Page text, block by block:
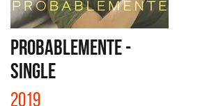
PROBABLEMENTE -
SINGLE
2019